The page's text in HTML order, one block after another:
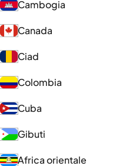
Cambogia
Canada
Ciad
Colombia
Cuba
Gibuti
Africa orientale